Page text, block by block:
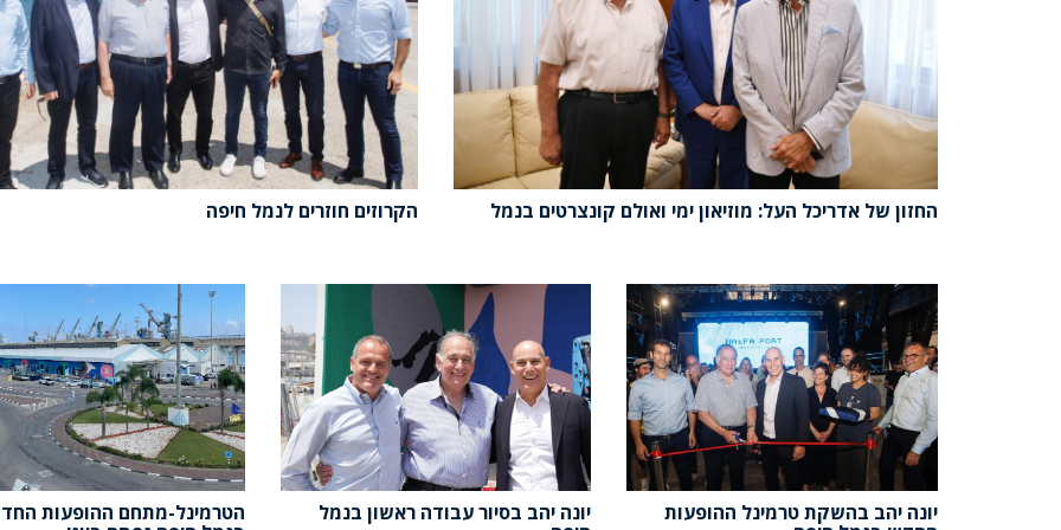
החזון של אדריכל העל: מוזיאון ימי ואולם קונצרטים בנמל הקרוזים חוזרים לנמל חיפה
יונה יהב בהשקת טרמינל ההופעות יונה יהב בסיור עבודה ראשון בנמל הטרמינל-מתחם ההופעות